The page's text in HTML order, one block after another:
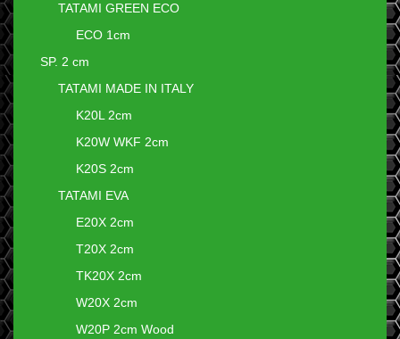
TATAMI GREEN ECO
ECO 1cm
SP. 2 cm
TATAMI MADE IN ITALY
K20L 2cm
K20W WKF 2cm
K20S 2cm
TATAMI EVA
E20X 2cm
T20X 2cm
TK20X 2cm
W20X 2cm
W20P 2cm Wood